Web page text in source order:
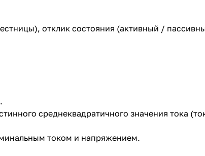
отклик состояния (активный /
среднеквадратичного значения тока
током и напряжением.